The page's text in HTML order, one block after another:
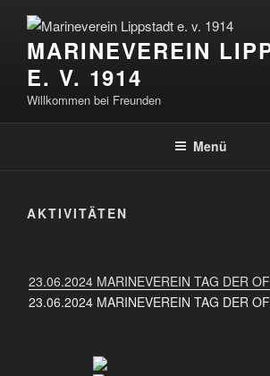
Inhalt
springenMARINEVEREIN
E. V. 1914
Willkommen bei Freunden
Menü
AKTIVITÄTEN
23.06.2024 MARINEVEREIN TAG DER
23.06.2024 MARINEVEREIN TAG DER